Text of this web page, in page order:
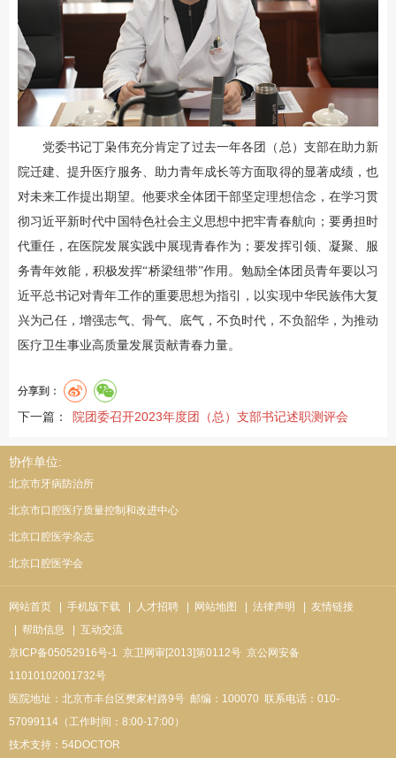
党委书记丁枭伟充分肯定了过去一年各团（总）支部在助力新
院迁建、提升医疗服务、助力青年成长等方面取得的显著成绩，也
对未来工作提出期望。他要求全体团干部坚定理想信念，在学习贯
彻习近平新时代中国特色社会主义思想中把牢青春航向；要勇担时
代重任，在医院发展实践中展现青春作为；要发挥引领、凝聚、服
务青年效能，积极发挥“桥梁纽带”作用。勉励全体团员青年要以习
近平总书记对青年工作的重要思想为指引，以实现中华民族伟大复
兴为己任，增强志气、骨气、底气，不负时代，不负韶华，为推动
医疗卫生事业高质量发展贡献青春力量。
分享到：
下一篇： 院团委召开2023年度团（总）支部书记述职测评会
协作单位:
北京市牙病防治所
北京市口腔医疗质量控制和改进中心
北京口腔医学杂志
北京口腔医学会
网站首页 | 手机版下载 | 人才招聘 | 网站地图 | 法律声明
| 友情链接
| 帮助信息
| 互动交流
京ICP备05052916号-1 京卫网审[2013]第0112号 京公网安备
11010102001732号
医院地址：北京市丰台区樊家村路9号 邮编：100070 联系电话：010-
57099114（工作时间：8:00-17:00）
技术支持： 54DOCTOR